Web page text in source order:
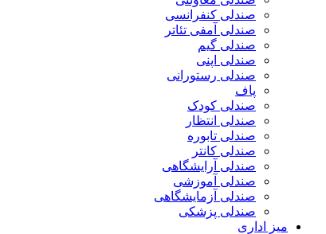
صندلی کنفرانسی
صندلی آمفی تئاتر
صندلی گیم
صندلی اپنی
صندلی رستورانی
پاف
صندلی کودک
صندلی انتظار
صندلی تابوره
صندلی کانتر
صندلی آرایشگاهی
صندلی آموزشی
صندلی آزمایشگاهی
صندلی پزشکی
میز اداری